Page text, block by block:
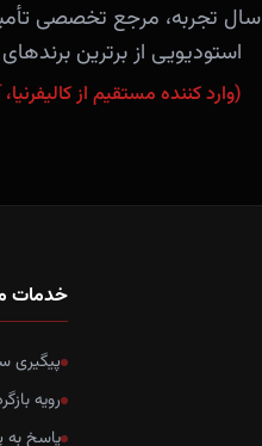
فروشگاه آندلس با بیش از ۳۰ سال تجربه،
استودیویی از برترین
(وارد کننده مستقیم از کالیفرنیا،
خدمات
پیگیری
رویه
پاسخ